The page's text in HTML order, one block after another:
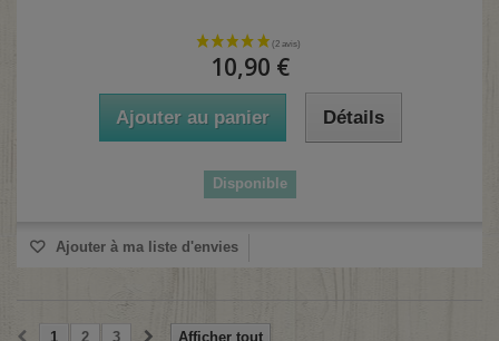
10,90 €
Ajouter au panier Détails
Disponible
Ajouter à ma liste d'envies
Afficher tout
1 2 3